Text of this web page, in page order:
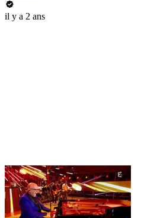
il y a 2 ans